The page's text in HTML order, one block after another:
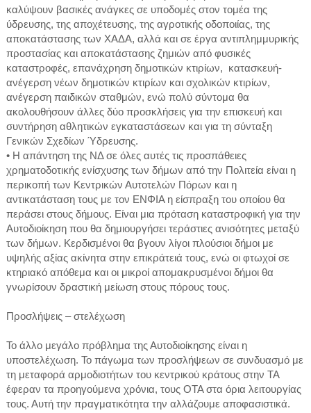
καλύψουν βασικές ανάγκες σε υποδομές στον τομέα της
ύδρευσης, της αποχέτευσης, της αγροτικής οδοποιίας, της
αποκατάστασης των ΧΑΔΑ, αλλά και σε έργα αντιπλημμυρικής
προστασίας και αποκατάστασης ζημιών από φυσικές
καταστροφές, επανάχρηση δημοτικών κτιρίων, κατασκευή-
ανέγερση νέων δημοτικών κτιρίων και σχολικών κτιρίων,
ανέγερση παιδικών σταθμών, ενώ πολύ σύντομα θα
ακολουθήσουν άλλες δύο προσκλήσεις για την επισκευή και
συντήρηση αθλητικών εγκαταστάσεων και για τη σύνταξη
Γενικών Σχεδίων Ύδρευσης.
• Η απάντηση της ΝΔ σε όλες αυτές τις προσπάθειες
χρηματοδοτικής ενίσχυσης των δήμων από την Πολιτεία είναι η
περικοπή των Κεντρικών Αυτοτελών Πόρων και η
αντικατάσταση τους με τον ΕΝΦΙΑ η είσπραξη του οποίου θα
περάσει στους δήμους. Είναι μια πρόταση καταστροφική για την
Αυτοδιοίκηση που θα δημιουργήσει τεράστιες ανισότητες μεταξύ
των δήμων. Κερδισμένοι θα βγουν λίγοι πλούσιοι δήμοι με
υψηλής αξίας ακίνητα στην επικράτειά τους, ενώ οι φτωχοί σε
κτηριακό απόθεμα και οι μικροί απομακρυσμένοι δήμοι θα
γνωρίσουν δραστική μείωση στους πόρους τους.
Προσλήψεις – στελέχωση
Το άλλο μεγάλο πρόβλημα της Αυτοδιοίκησης είναι η
υποστελέχωση. Το πάγωμα των προσλήψεων σε συνδυασμό με
τη μεταφορά αρμοδιοτήτων του κεντρικού κράτους στην ΤΑ
έφεραν τα προηγούμενα χρόνια, τους ΟΤΑ στα όρια λειτουργίας
τους. Αυτή την πραγματικότητα την αλλάζουμε αποφασιστικά.